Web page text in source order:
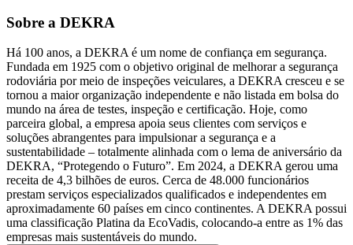
Sobre a DEKRA
Há 100 anos, a DEKRA é um nome de confiança em segurança.
Fundada em 1925 com o objetivo original de melhorar a segurança
rodoviária por meio de inspeções veiculares, a DEKRA cresceu e se
tornou a maior organização independente e não listada em bolsa do
mundo na área de testes, inspeção e certificação. Hoje, como
parceira global, a empresa apoia seus clientes com serviços e
soluções abrangentes para impulsionar a segurança e a
sustentabilidade – totalmente alinhada com o lema de aniversário da
DEKRA, “Protegendo o Futuro”. Em 2024, a DEKRA gerou uma
receita de 4,3 bilhões de euros. Cerca de 48.000 funcionários
prestam serviços especializados qualificados e independentes em
aproximadamente 60 países em cinco continentes. A DEKRA possui
uma classificação Platina da EcoVadis, colocando-a entre as 1% das
empresas mais sustentáveis do mundo.